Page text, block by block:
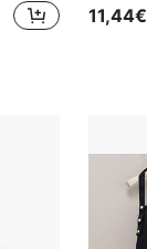
11,44€